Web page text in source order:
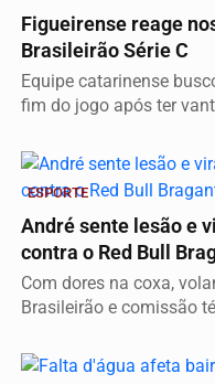
Figueirense reage
Brasileirão Série C
Equipe catarinense
fim do jogo após ter
ESPORTE
André sente lesão e
contra o Red Bull
Com dores na coxa,
Brasileirão e comissão